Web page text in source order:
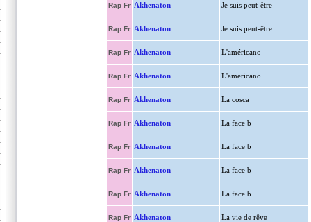
Rap Fr Akhenaton Je suis peut-être
Rap Fr Akhenaton Je suis peut-être...
Rap Fr Akhenaton L'américano
Rap Fr Akhenaton L'americano
Rap Fr Akhenaton La cosca
Rap Fr Akhenaton La face b
Rap Fr Akhenaton La face b
Rap Fr Akhenaton La face b
Rap Fr Akhenaton La face b
Rap Fr Akhenaton La vie de rêve